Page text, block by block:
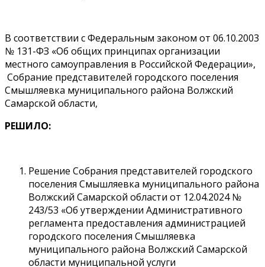
В соответствии с Федеральным законом от 06.10.2003
№ 131-ФЗ «Об общих принципах организации
местного самоуправления в Российской Федерации»,
Собрание представителей городского поселения
Смышляевка муниципального района Волжский
Самарской области,
РЕШИЛО:
Решение Собрания представителей городского
поселения Смышляевка муниципального района
Волжский Самарской области от 12.04.2024 №
243/53 «Об утверждении Административного
регламента предоставления администрацией
городского поселения Смышляевка
муниципального района Волжский Самарской
области муниципальной услуги